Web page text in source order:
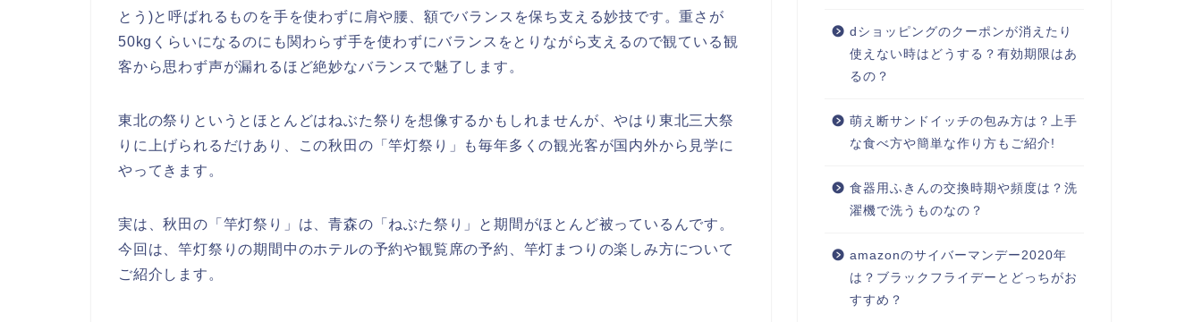
とう)と呼ばれるものを手を使わずに肩や腰、額でバランスを保ち支える妙技です。重さが
50kgくらいになるのにも関わらず手を使わずにバランスをとりながら支えるので観ている観
客から思わず声が漏れるほど絶妙なバランスで魅了します。
東北の祭りというとほとんどはねぶた祭りを想像するかもしれませんが、やはり東北三大祭
りに上げられるだけあり、この秋田の「竿灯祭り」も毎年多くの観光客が国内外から見学に
やってきます。
実は、秋田の「竿灯祭り」は、青森の「ねぶた祭り」と期間がほとんど被っているんです。
今回は、竿灯祭りの期間中のホテルの予約や観覧席の予約、竿灯まつりの楽しみ方について
ご紹介します。
dショッピングのクーポンが消えたり
使えない時はどうする？有効期限はあ
るの？
萌え断サンドイッチの包み方は？上手
な食べ方や簡単な作り方もご紹介!
食器用ふきんの交換時期や頻度は？洗
濯機で洗うものなの？
amazonのサイバーマンデー2020年
は？ブラックフライデーとどっちがお
すすめ？